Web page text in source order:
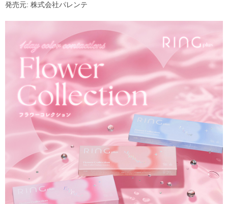
発売元: 株式会社パレンテ